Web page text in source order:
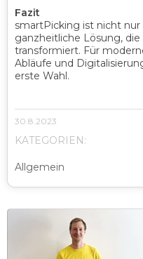
Fazit
smartPicking ist nicht nur
ganzheitliche Lösung,
transformiert. Für
Abläufe und
erste Wahl.
30.8.2023
KATEGORIEN:
Allgemein